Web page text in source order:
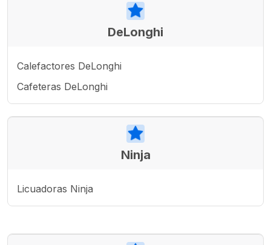
DeLonghi
Calefactores DeLonghi
Cafeteras DeLonghi
Ninja
Licuadoras Ninja